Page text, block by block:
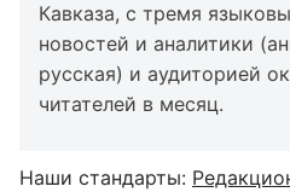
Кавказа, с тремя
новостей и аналитики
русская) и аудиторией
читателей в месяц.
Наши стандарты: